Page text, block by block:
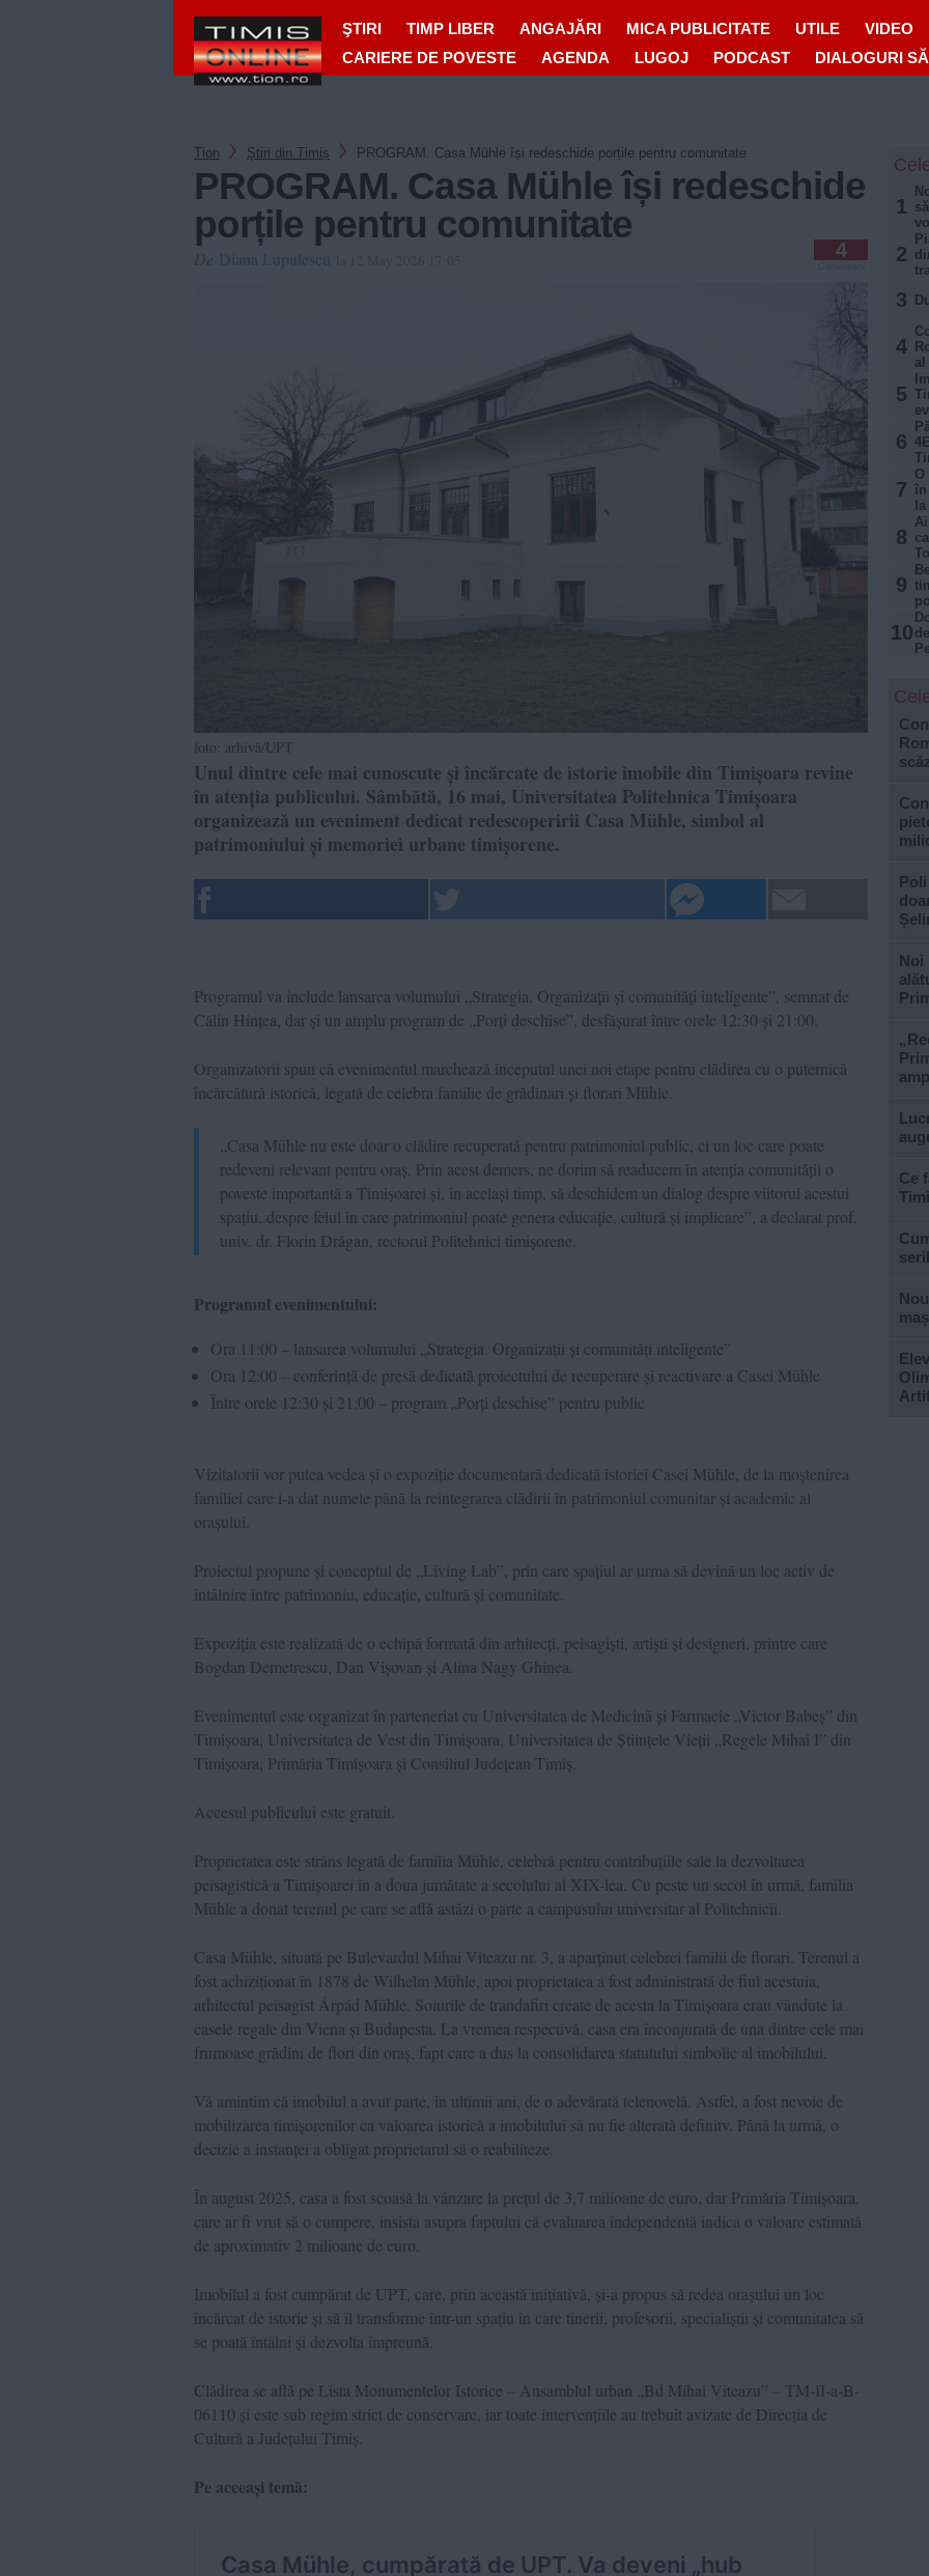
ŞTIRI TIMP LIBER ANGAJĂRI MICA PUBLICITATE UTILE VIDEO
CARIERE DE POVESTE
AGENDA LUGOJ PODCAST DIALOGURI
Tion Ştiri din Timiș PROGRAM. Casa Mühle își redeschide porțile pentru comunitate
PROGRAM. Casa Mühle își redeschide
porțile pentru comunitate
Diana Lupulescu 4
foto: arhivă/UPT
Unul dintre cele mai cunoscute și încărcate de istorie imobile din Timișoara revine
în atenția publicului. Sâmbătă, 16 mai, Universitatea Politehnica Timișoara
organizează un eveniment dedicat redescoperirii Casa Mühle, simbol al
patrimoniului și memoriei urbane timișorene.
Programul va include lansarea volumului „Strategia. Organizații și comunități inteligente”, semnat de
Călin Hințea, dar și un amplu program de „Porți deschise”, desfășurat între orele 12:30 și 21:00.
Organizatorii spun că evenimentul marchează începutul unei noi etape pentru clădirea cu o puternică
încărcătură istorică, legată de celebra familie de grădinari și florari Mühle.
„Casa Mühle nu este doar o clădire recuperată pentru patrimoniul public, ci un loc care poate
redeveni relevant pentru oraș. Prin acest demers, ne dorim să readucem în atenția comunității o
poveste importantă a Timișoarei și, în același timp, să deschidem un dialog despre viitorul acestui
spațiu, despre felul în care patrimoniul poate genera educație, cultură și implicare”, a declarat prof.
univ. dr. Florin Drăgan, rectorul Politehnici timișorene.
Programul evenimentului:
Ora 11:00 – lansarea volumului „Strategia. Organizații și comunități inteligente”
Ora 12:00 – conferință de presă dedicată proiectului de recuperare și reactivare a Casei Mühle
Între orele 12:30 și 21:00 – program „Porți deschise” pentru public
Vizitatorii vor putea vedea și o expoziție documentară dedicată istoriei Casei Mühle, de la moștenirea
familiei care i-a dat numele până la reintegrarea clădirii în patrimoniul comunitar și academic al
orașului.
Proiectul propune și conceptul de „Living Lab”, prin care spațiul ar urma să devină un loc activ de
întâlnire între patrimoniu, educație, cultură și comunitate.
Expoziția este realizată de o echipă formată din arhitecți, peisagiști, artiști și designeri, printre care
Bogdan Demetrescu, Dan Vișovan și Alina Nagy Ghinea.
Evenimentul este organizat în parteneriat cu Universitatea de Medicină și Farmacie „Victor Babeș” din
Timișoara, Universitatea de Vest din Timișoara, Universitatea de Științele Vieții „Regele Mihai I” din
Timișoara, Primăria Timișoara și Consiliul Județean Timiș.
Accesul publicului este gratuit.
Proprietatea este strâns legată de familia Mühle, celebră pentru contribuțiile sale la dezvoltarea
peisagistică a Timișoarei în a doua jumătate a secolului al XIX-lea. Cu peste un secol în urmă, familia
Mühle a donat terenul pe care se află astăzi o parte a campusului universitar al Politehnicii.
Casa Mühle, situată pe Bulevardul Mihai Viteazu nr. 3, a aparținut celebrei familii de florari. Terenul a
fost achiziționat în 1878 de Wilhelm Mühle, apoi proprietatea a fost administrată de fiul acestuia,
arhitectul peisagist Árpád Mühle. Soiurile de trandafiri create de acesta la Timișoara erau vândute la
casele regale din Viena și Budapesta. La vremea respectivă, casa era înconjurată de una dintre cele mai
frumoase grădini de flori din oraș, fapt care a dus la consolidarea statutului simbolic al imobilului.
Vă amintim că imobilul a avut parte, în ultimii ani, de o adevărată telenovelă. Astfel, a fost nevoie de
mobilizarea timișorenilor ca valoarea istorică a imobilului să nu fie alterată definitv. Până la urmă, o
decizie a instanței a obligat proprietarul să o reabiliteze.
În august 2025, casa a fost scoasă la vânzare la prețul de 3,7 milioane de euro, dar Primăria Timișoara,
care ar fi vrut să o cumpere, insista asupra faptului că evaluarea independentă indica o valoare estimată
de aproximativ 2 milioane de euro.
Imobilul a fost cumpărat de UPT, care, prin această inițiativă, și-a propus să redea orașului un loc
încărcat de istorie și să îl transforme într-un spațiu în care tinerii, profesorii, specialiștii și comunitatea să
se poată întâlni și dezvolta împreună.
Clădirea se află pe Lista Monumentelor Istorice – Ansamblul urban „Bd Mihai Viteazu” – TM-II-a-B-
06110 și este sub regim strict de conservare, iar toate intervențiile au trebuit avizate de Direcția de
Cultură a Județului Timiș.
Pe aceeași temă:
1
2
3
4
al
5
6
7 în
8
9
10
Noi
Ce